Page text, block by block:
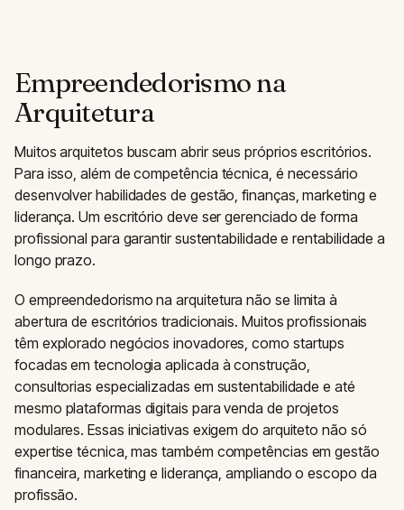
Empreendedorismo na
Arquitetura
Muitos arquitetos buscam abrir seus próprios escritórios.
Para isso, além de competência técnica, é necessário
desenvolver habilidades de gestão, finanças, marketing e
liderança. Um escritório deve ser gerenciado de forma
profissional para garantir sustentabilidade e rentabilidade a
longo prazo.
O empreendedorismo na arquitetura não se limita à
abertura de escritórios tradicionais. Muitos profissionais
têm explorado negócios inovadores, como startups
focadas em tecnologia aplicada à construção,
consultorias especializadas em sustentabilidade e até
mesmo plataformas digitais para venda de projetos
modulares. Essas iniciativas exigem do arquiteto não só
expertise técnica, mas também competências em gestão
financeira, marketing e liderança, ampliando o escopo da
profissão.